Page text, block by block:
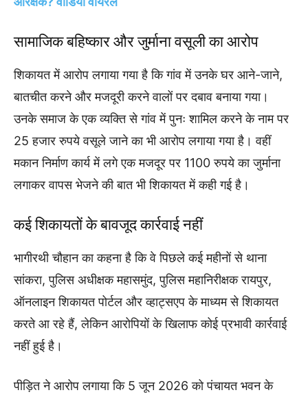
सामाजिक बहिष्कार और जुर्माना वसूली का आरोप
शिकायत में आरोप लगाया गया है कि गांव में उनके घर आने-जाने,
बातचीत करने और मजदूरी करने वालों पर दबाव बनाया गया।
उनके समाज के एक व्यक्ति से गांव में पुनः शामिल करने के नाम पर
25 हजार रुपये वसूले जाने का भी आरोप लगाया गया है। वहीं
मकान निर्माण कार्य में लगे एक मजदूर पर 1100 रुपये का जुर्माना
लगाकर वापस भेजने की बात भी शिकायत में कही गई है।
कई शिकायतों के बावजूद कार्रवाई नहीं
भागीरथी चौहान का कहना है कि वे पिछले कई महीनों से थाना
सांकरा, पुलिस अधीक्षक महासमुंद, पुलिस महानिरीक्षक रायपुर,
ऑनलाइन शिकायत पोर्टल और व्हाट्सएप के माध्यम से शिकायत
करते आ रहे हैं, लेकिन आरोपियों के खिलाफ कोई प्रभावी कार्रवाई
नहीं हुई है।
पीड़ित ने आरोप लगाया कि 5 जून 2026 को पंचायत भवन के